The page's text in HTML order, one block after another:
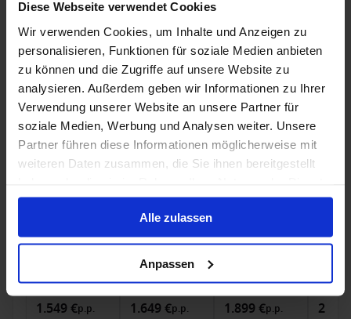
Diese Webseite verwendet Cookies
Wir verwenden Cookies, um Inhalte und Anzeigen zu
personalisieren, Funktionen für soziale Medien anbieten
zu können und die Zugriffe auf unsere Website zu
analysieren. Außerdem geben wir Informationen zu Ihrer
Verwendung unserer Website an unsere Partner für
soziale Medien, Werbung und Analysen weiter. Unsere
Partner führen diese Informationen möglicherweise mit
weiteren Daten zusammen, die Sie ihnen bereitgestellt
gesammelt haben.
Alle zulassen
Anpassen
1.129 €p.p. 1.379 € p.p. 1.599 €p.p.
Cruise met Vlucht, Hotel
Zuiderdam - Van IJslandse natuurwonderen tot
de Hollandse kust
Van Reykjavik Naar Amsterdam, Nederland
Zuiderdam
Dreamlines Package Volpension
27 mei 2027 9Nachten Geen alternatieven
1.549 €p.p. 1.649 €p.p. 1.899 €p.p.